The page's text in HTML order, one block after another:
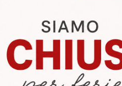
LOUNGE 03